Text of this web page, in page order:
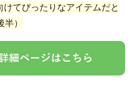
てぴったりなアイテムだと
）